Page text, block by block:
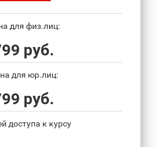
для физ.лиц:
руб.
для юр.лиц:
руб.
доступа к курсу